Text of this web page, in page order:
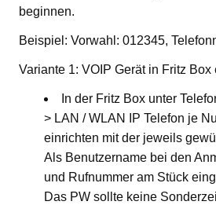
beginnen.
Beispiel: Vorwahl: 012345,
Variante 1: VOIP Gerät in Fritz Box
In der Fritz Box unter
> LAN / WLAN IP Telefon je
einrichten mit der jeweils
Als Benutzername bei den
und Rufnummer am Stück
Das PW sollte keine